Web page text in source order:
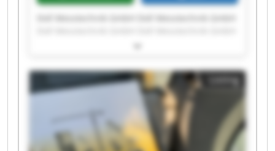
Doll Messtechnik GmbH Doll Messtechnik GmbH
Doll Messtechnik GmbH Doll Messtechnik GmbH
Doll Messtechnik GmbH Doll Messtechnik GmbH
Doll Messtechnik GmbH Doll Messtechnik GmbH
Doll Messtechnik GmbH Doll Messtechnik GmbH
Doll Messtechnik GmbH Doll Messtechnik GmbH
Doll Messtechnik GmbH Doll Messtechnik GmbH
Doll Messtechnik GmbH Doll Messtechnik GmbH
Listing